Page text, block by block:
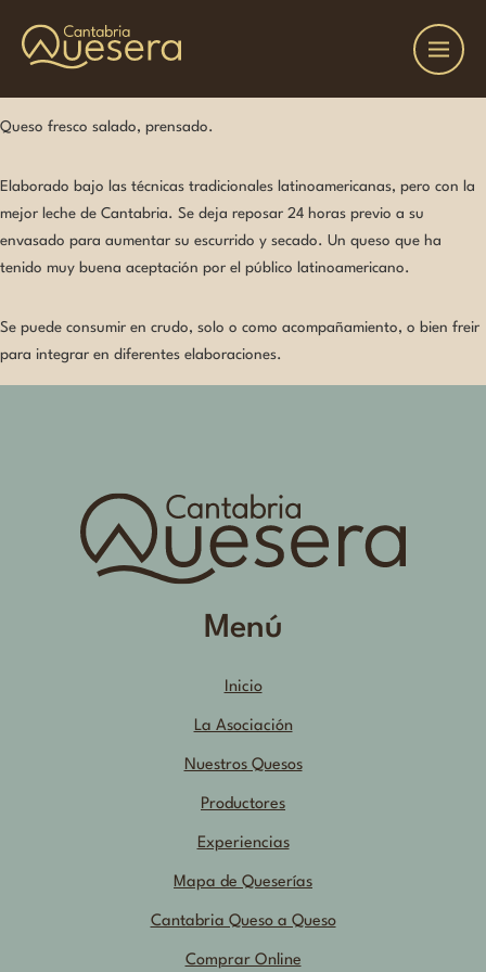
Queso fresco salado, prensado.
Elaborado bajo las técnicas tradicionales latinoamericanas, pero con la
mejor leche de Cantabria. Se deja reposar 24 horas previo a su
envasado para aumentar su escurrido y secado. Un queso que ha
tenido muy buena aceptación por el público latinoamericano.
Se puede consumir en crudo, solo o como acompañamiento, o bien freir
para integrar en diferentes elaboraciones.
Menú
Inicio
La Asociación
Nuestros Quesos
Productores
Experiencias
Mapa de Queserías
Cantabria Queso a Queso
Comprar Online